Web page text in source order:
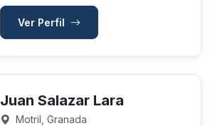
Ver Perfil
Juan Salazar Lara
Motril, Granada